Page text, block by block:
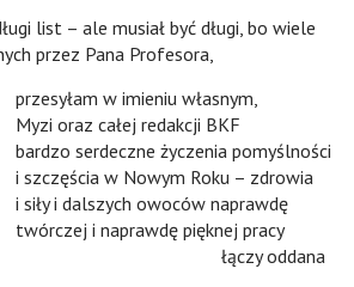
list – ale musiał być długi, bo wiele
przez Pana Profesora,
przesyłam w imieniu własnym,
Myzi oraz całej redakcji BKF
bardzo serdeczne życzenia pomyślności
i szczęścia w Nowym Roku – zdrowia
i siły i dalszych owoców naprawdę
twórczej i naprawdę pięknej pracy
łączy oddana